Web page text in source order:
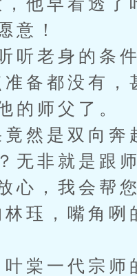
意！
老身的条件
备都没有，
的师父了。
然是双向奔
非就是跟
，我会帮
珏，嘴角咧
棠一代宗师